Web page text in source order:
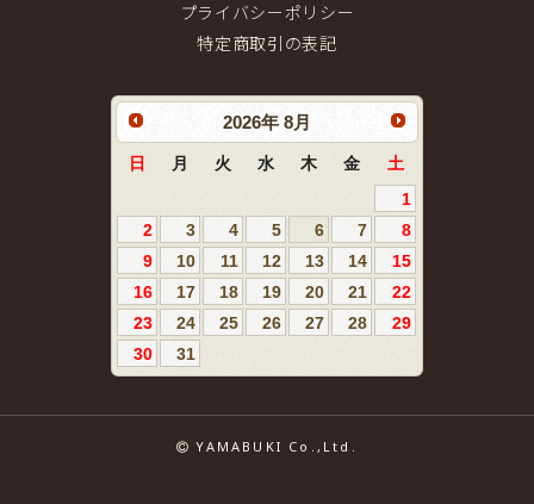
プライバシーポリシー
特定商取引の表記
2026年 8月
日 月 火 水 木 金
土
1
2
3 4 5 6 7
8
9
10 11 12 13 14
15
16
17 18 19 20 21
22
23
24 25 26 27 28
29
30
31
YAMABUKI Co.,Ltd.